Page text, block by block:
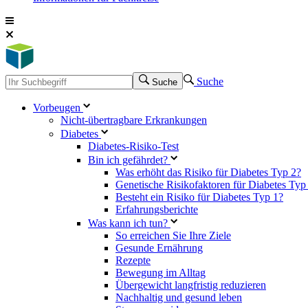
Suche Suche
Vorbeugen
Nicht-übertragbare Erkrankungen
Diabetes
Diabetes-Risiko-Test
Bin ich gefährdet?
Was erhöht das Risiko für Diabetes Typ 2?
Genetische Risikofaktoren für Diabetes Typ
Besteht ein Risiko für Diabetes Typ 1?
Erfahrungsberichte
Was kann ich tun?
So erreichen Sie Ihre Ziele
Gesunde Ernährung
Rezepte
Bewegung im Alltag
Übergewicht langfristig reduzieren
Nachhaltig und gesund leben